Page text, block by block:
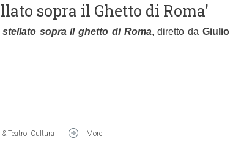
sopra il Ghetto di Roma’
sopra il ghetto di Roma, diretto daGiulio
Teatro, Cultura More